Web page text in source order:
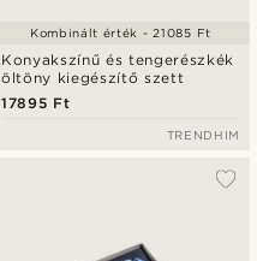
Konyakszínű és tengerészkék
öltöny kiegészítő szett
17895 Ft
Kombinált érték - 21085 Ft
TRENDHIM